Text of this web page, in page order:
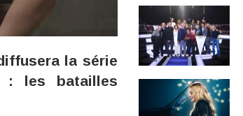
la série
: les batailles